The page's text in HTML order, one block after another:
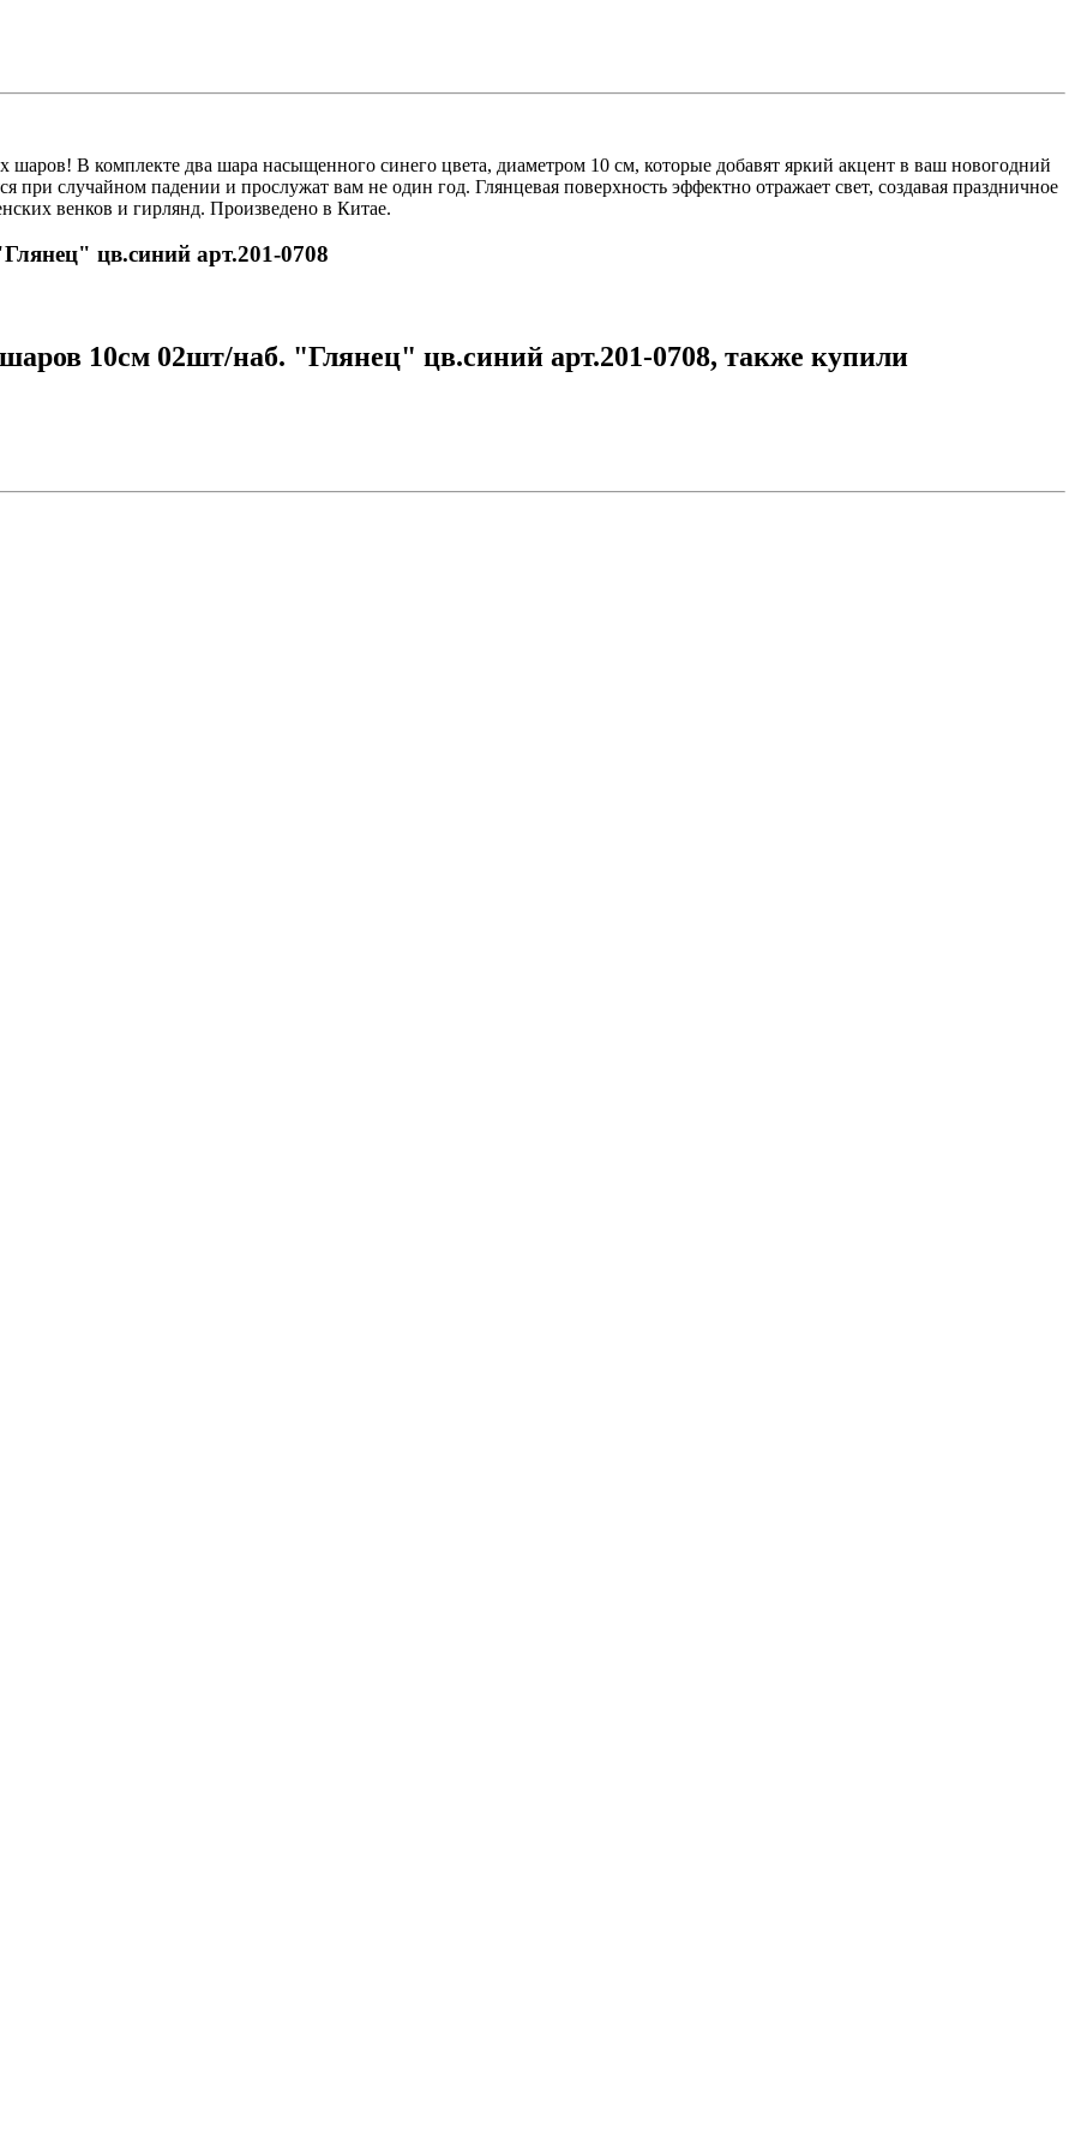
В комплекте два шара насыщенного синего цвета, диаметром 10 см, которые добавят яркий акцент в ваш новогодний
при случайном падении и прослужат вам не один год. Глянцевая поверхность эффектно отражает свет, создавая праздничное
венков и гирлянд. Произведено в Китае.
цв.синий арт.201-0708
10см 02шт/наб. "Глянец" цв.синий арт.201-0708, также купили